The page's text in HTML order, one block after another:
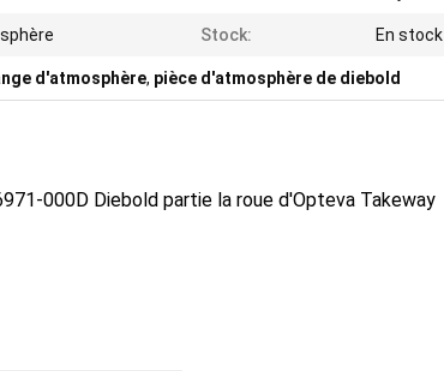
Stock: En stock
d'atmosphère, pièce d'atmosphère de diebold
000D Diebold partie la roue d'Opteva Takeway